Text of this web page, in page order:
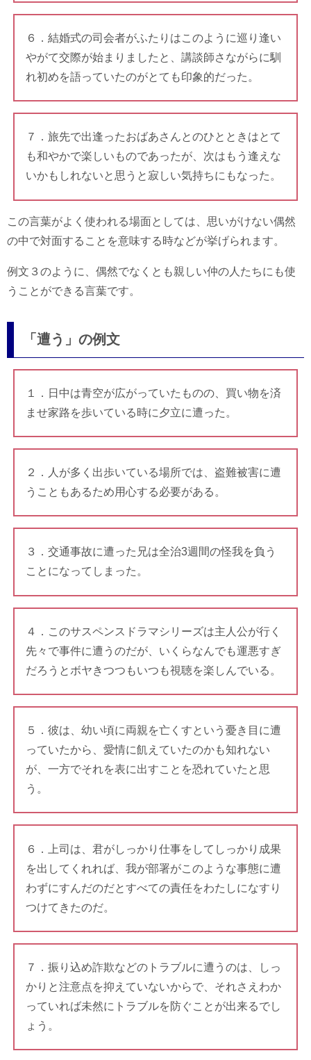
６．結婚式の司会者がふたりはこのように巡り逢い
やがて交際が始まりましたと、講談師さながらに馴
れ初めを語っていたのがとても印象的だった。
７．旅先で出逢ったおばあさんとのひとときはとて
も和やかで楽しいものであったが、次はもう逢えな
いかもしれないと思うと寂しい気持ちにもなった。
この言葉がよく使われる場面としては、思いがけない偶然
の中で対面することを意味する時などが挙げられます。
例文３のように、偶然でなくとも親しい仲の人たちにも使
うことができる言葉です。
「遭う」の例文
１．日中は青空が広がっていたものの、買い物を済
ませ家路を歩いている時に夕立に遭った。
２．人が多く出歩いている場所では、盗難被害に遭
うこともあるため用心する必要がある。
３．交通事故に遭った兄は全治3週間の怪我を負う
ことになってしまった。
４．このサスペンスドラマシリーズは主人公が行く
先々で事件に遭うのだが、いくらなんでも運悪すぎ
だろうとボヤきつつもいつも視聴を楽しんでいる。
５．彼は、幼い頃に両親を亡くすという憂き目に遭
っていたから、愛情に飢えていたのかも知れない
が、一方でそれを表に出すことを恐れていたと思
う。
６．上司は、君がしっかり仕事をしてしっかり成果
を出してくれれば、我が部署がこのような事態に遭
わずにすんだのだとすべての責任をわたしになすり
つけてきたのだ。
７．振り込め詐欺などのトラブルに遭うのは、しっ
かりと注意点を抑えていないからで、それさえわか
っていれば未然にトラブルを防ぐことが出来るでし
ょう。